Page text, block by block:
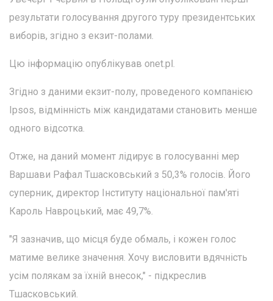
результати голосування другого туру президентських
виборів, згідно з екзит-полами.
Цю інформацію опублікував onet.pl.
Згідно з даними екзит-полу, проведеного компанією
Ipsos, відмінність між кандидатами становить менше
одного відсотка.
Отже, на даний момент лідирує в голосуванні мер
Варшави Рафал Тшасковський з 50,3% голосів. Його
суперник, директор Інституту національної пам'яті
Кароль Навроцький, має 49,7%.
"Я зазначив, що місця буде обмаль, і кожен голос
матиме велике значення. Хочу висловити вдячність
усім полякам за їхній внесок," - підкреслив
Тшасковський.